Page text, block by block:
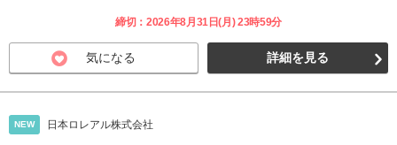
締切：2026年8月31日(月) 23時59分
気になる 詳細を見る
NEW 日本ロレアル株式会社